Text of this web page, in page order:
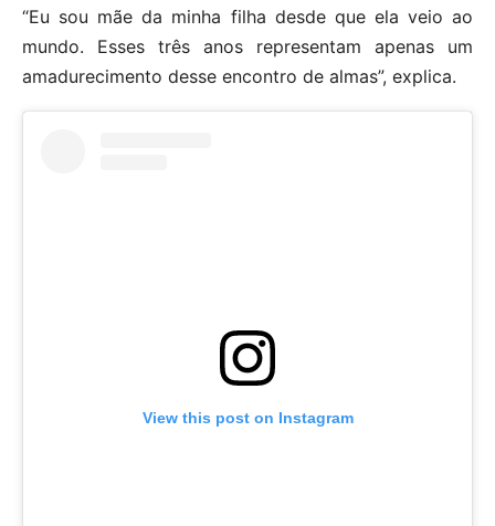
“Eu sou mãe da minha filha desde que ela veio ao
mundo. Esses três anos representam apenas um
amadurecimento desse encontro de almas”, explica.
View this post on Instagram